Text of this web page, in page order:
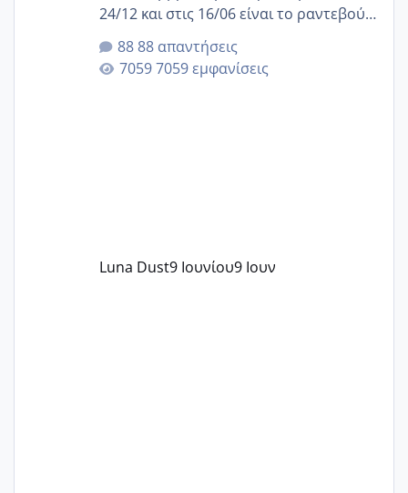
24/12 και στις 16/06 είναι το ραντεβού
της αυχενικής διαφάνειας. Έχω αρκετό
άγχος και οι μέρες δεν φαίνεται να
περνάνε με τίποτα.
88 απαντήσεις
7059 εμφανίσεις
Luna Dust9 Ιουνίου9 Ιουν